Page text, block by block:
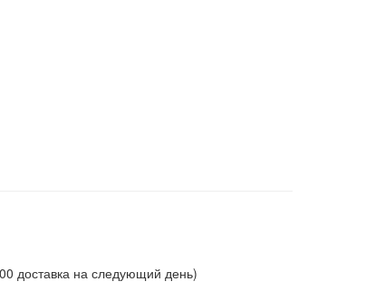
доставка на следующий день)